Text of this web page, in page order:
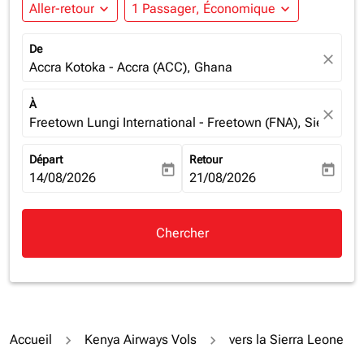
Aller-retour expand_more 1 Passager, Économique expand_more
De
Accra Kotoka - Accra (ACC), Ghana close
À
Freetown Lungi International - Freetown (FNA), Sierra
close
Départ
fc-booking-departure-date-aria-label
14/08/2026 today
Retour
fc-booking-return-date-aria-
21/08/2026 today
Chercher
Accueil Kenya Airways Vols
vers la Sierra Leone